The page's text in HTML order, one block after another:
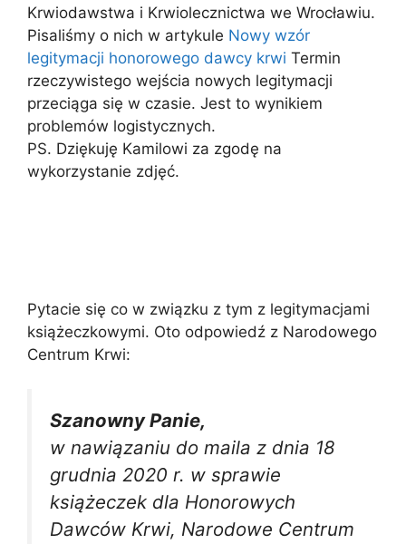
Krwiodawstwa i Krwiolecznictwa we Wrocławiu.
Pisaliśmy o nich w artykule Nowy wzór
legitymacji honorowego dawcy krwi Termin
rzeczywistego wejścia nowych legitymacji
przeciąga się w czasie. Jest to wynikiem
problemów logistycznych.
PS. Dziękuję Kamilowi za zgodę na
wykorzystanie zdjęć.
Pytacie się co w związku z tym z legitymacjami
książeczkowymi. Oto odpowiedź z Narodowego
Centrum Krwi:
Szanowny Panie,
w nawiązaniu do maila z dnia 18
grudnia 2020 r. w sprawie
książeczek dla Honorowych
Dawców Krwi, Narodowe Centrum